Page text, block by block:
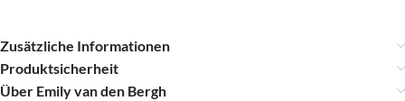
Zusätzliche Informationen
Produktsicherheit
Über Emily van den Bergh